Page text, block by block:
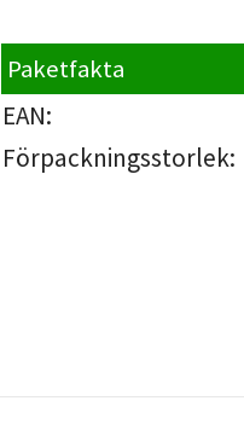
Paketfakta
EAN:
Förpackningsstorlek: